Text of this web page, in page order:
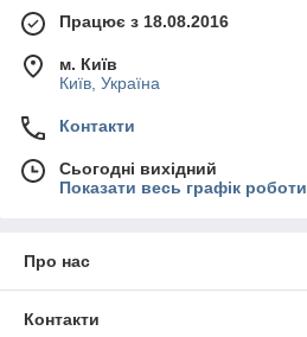
Працює з 18.08.2016
м. Київ
Київ, Україна
Контакти
Сьогодні вихідний
Показати весь графік роботи
Про нас
Контакти